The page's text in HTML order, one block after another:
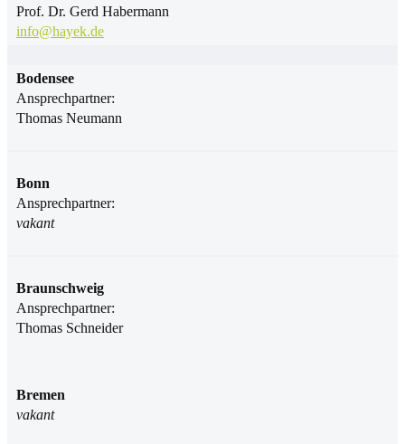
Prof. Dr. Gerd Habermann
info@hayek.de
Bodensee
Ansprechpartner:
Thomas Neumann
Bonn
Ansprechpartner:
vakant
Braunschweig
Ansprechpartner:
Thomas Schneider
Bremen
vakant